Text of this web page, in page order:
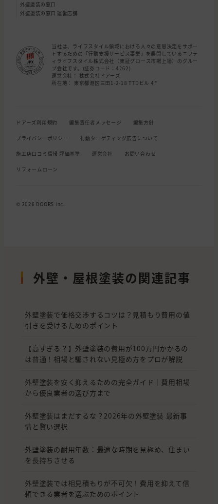
外壁塗装の窓口
外壁塗装の窓口 運営店舗
当社は、ライフスタイル領域における人々の意思決定をサポー
トするための「行動支援サービス事業」を展開しているニフテ
ィライフスタイル株式会社（東証グロース市場上場）のグルー
プ会社です。(証券コード：4262)
運営会社： 株式会社ドアーズ
所在地： 東京都港区三田1-2-18 TTDビル 4F
ドアーズ利用規約 編集責任者メッセージ 編集方針
プライバシーポリシー 行動ターゲティング広告について
施工店口コミ情報 評価基準 運営会社 お問い合わせ
リフォームローン
© 2026 DOORS Inc.
外壁・屋根塗装の関連記事
外壁塗装で価格交渉するコツは？見積もり費用の値
引きを受けるためのポイント
【高すぎる？】外壁塗装の費用が100万円かかるの
は普通！相場と騙されない見極め方をプロが解説
外壁塗装を安く抑えるための完全ガイド｜費用相場
から優良業者の選び方まで
外壁塗装はまだするな？2026年の外壁塗装 最新事
情と賢い選択
外壁塗装の耐用年数：最適な時期を見極め、住まい
を長持ちさせる
外壁塗装では相見積もりが不可欠！費用を抑えて信
頼できる業者を選ぶためのポイント